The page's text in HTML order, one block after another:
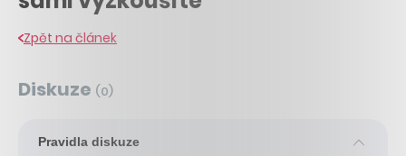
Zpět na článek
Diskuze (0)
Pravidla diskuze